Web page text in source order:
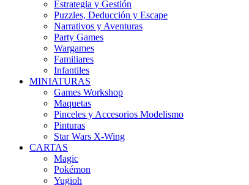
Estrategia y Gestión
Puzzles, Deducción y Escape
Narrativos y Aventuras
Party Games
Wargames
Familiares
Infantiles
MINIATURAS
Games Workshop
Maquetas
Pinceles y Accesorios Modelismo
Pinturas
Star Wars X-Wing
CARTAS
Magic
Pokémon
Yugioh